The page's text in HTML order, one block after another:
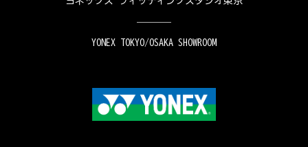
YONEX TOKYO/OSAKA SHOWROOM